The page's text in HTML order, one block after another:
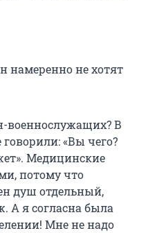
не хотят
военнослужащих? В
«Вы чего?
Медицинские
потому что
душ отдельный,
А я согласна была
Мне не надо